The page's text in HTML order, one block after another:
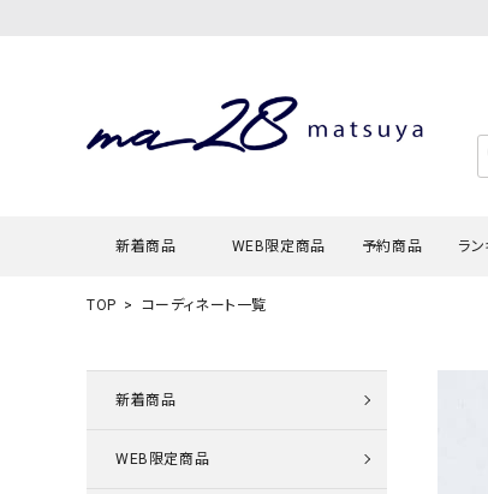
新着商品 WEB限定商品 予約商品 ラ
TOP コーディネート一覧
新着商品
WEB限定商品